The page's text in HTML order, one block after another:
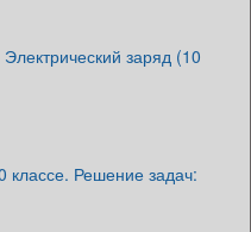
Электрический заряд (10
классе. Решение задач: